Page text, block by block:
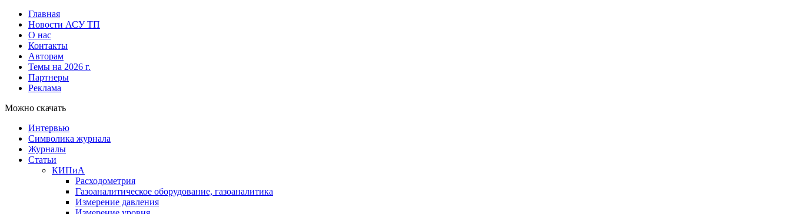
Главная
Новости АСУ ТП
О нас
Контакты
Авторам
Темы на 2026 г.
Партнеры
Реклама
Можно скачать
Интервью
Символика журнала
Журналы
Статьи
КИПиА
Расходометрия
Газоаналитическое оборудование, газоаналитика
Измерение давления